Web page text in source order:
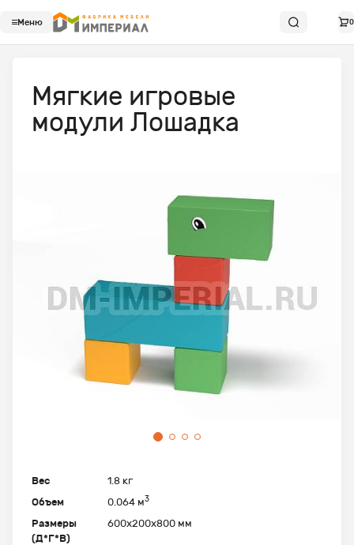
Меню 0
Вес
1.8 кг
Объем
0.064 м3
Размеры
(Д*Г*В)
600х200х800 мм
Мягкие игровые
модули Лошадка